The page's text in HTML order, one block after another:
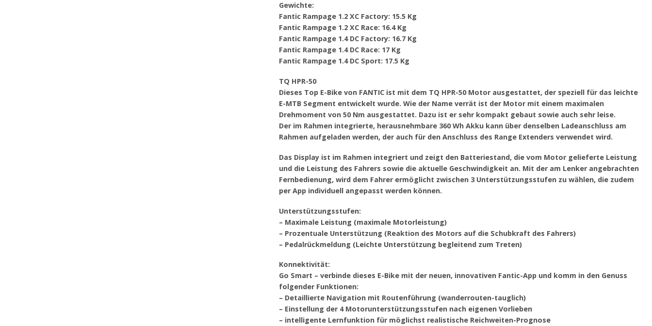
Gewichte:
Fantic Rampage 1.2 XC Factory: 15.5 Kg
Fantic Rampage 1.2 XC Race: 16.4 Kg
Fantic Rampage 1.4 DC Factory: 16.7 Kg
Fantic Rampage 1.4 DC Race: 17 Kg
Fantic Rampage 1.4 DC Sport: 17.5 Kg
TQ HPR-50
Dieses Top E-Bike von FANTIC ist mit dem TQ HPR-50 Motor ausgestattet, der speziell für das leichte
E-MTB Segment entwickelt wurde. Wie der Name verrät ist der Motor mit einem maximalen
Drehmoment von 50 Nm ausgestattet. Dazu ist er sehr kompakt gebaut sowie auch sehr leise.
Der im Rahmen integrierte, herausnehmbare 360 Wh Akku kann über denselben Ladeanschluss am
Rahmen aufgeladen werden, der auch für den Anschluss des Range Extenders verwendet wird.
Das Display ist im Rahmen integriert und zeigt den Batteriestand, die vom Motor gelieferte Leistung
und die Leistung des Fahrers sowie die aktuelle Geschwindigkeit an. Mit der am Lenker angebrachten
Fernbedienung, wird dem Fahrer ermöglicht zwischen 3 Unterstützungsstufen zu wählen, die zudem
per App individuell angepasst werden können.
Unterstützungsstufen:
– Maximale Leistung (maximale Motorleistung)
– Prozentuale Unterstützung (Reaktion des Motors auf die Schubkraft des Fahrers)
– Pedalrückmeldung (Leichte Unterstützung begleitend zum Treten)
Konnektivität:
Go Smart – verbinde dieses E-Bike mit der neuen, innovativen Fantic-App und komm in den Genuss
folgender Funktionen:
– Detaillierte Navigation mit Routenführung (wanderrouten-tauglich)
– Einstellung der 4 Motorunterstützungsstufen nach eigenen Vorlieben
– intelligente Lernfunktion für möglichst realistische Reichweiten-Prognose